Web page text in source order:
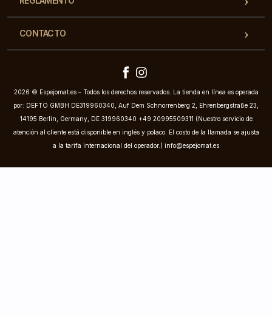
CONTACTO
2026 © Espejomat.es – Todos los derechos reservados. La tienda en línea es operada
por: DEFTO GMBH DE319960340, Auf Dem Schnorrenberg 2, Ehrenbergstraße 23,
14195 Berlin, Germany, DE 319960340 +49 20995509311 (Nuestro servicio de
atención al cliente está disponible en inglés y polaco. El costo de la llamada se ajusta
a la tarifa internacional del operador.) info@espejomat.es